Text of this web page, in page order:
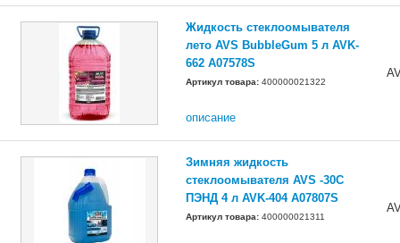
Жидкость стеклоомывателя
лето AVS BubbleGum 5 л AVK-
662 A07578S
Артикул товара: 400000021322
описание
Зимняя жидкость
стеклоомывателя AVS -30С
ПЭНД 4 л AVK-404 A07807S
Артикул товара: 400000021311